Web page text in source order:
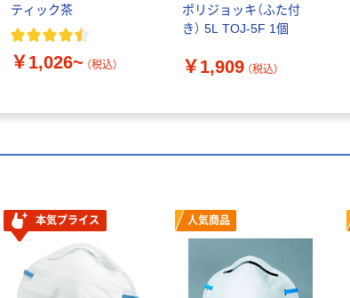
ティック茶
￥1,026~ （税込）
ポリジョッキ（ふた付
き） 5L TOJ-5F 1個
￥1,909 （税込）
本気プライス 人気商品